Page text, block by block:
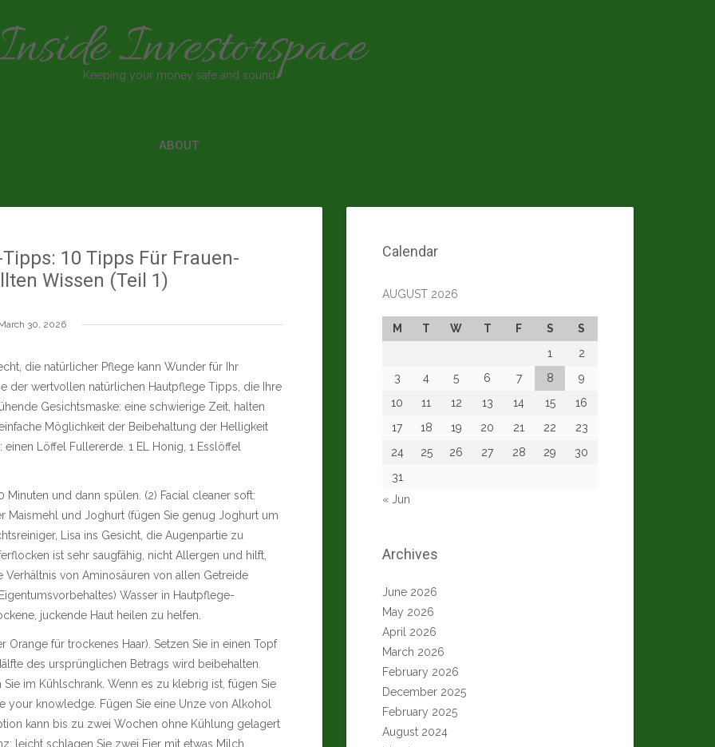
Investorspace
Keeping your money safe and sound
ABOUT
10 Tipps Für Frauen-
Wissen (Teil 1)
30, 2026
die natürlicher Pflege kann Wunder für Ihr
der wertvollen natürlichen Hautpflege Tipps, die Ihre
Gesichtsmaske: eine schwierige Zeit, halten
Möglichkeit der Beibehaltung der Helligkeit
Löffel Fullererde. 1 EL Honig, 1 Esslöffel
und dann spülen. (2) Facial cleaner soft:
Maismehl und Joghurt (fügen Sie genug Joghurt um
Lisa ins Gesicht, die Augenpartie zu
ist sehr saugfähig, nicht Allergen und hilft,
von Aminosäuren von allen Getreide
Wasser in Hautpflege-
juckende Haut heilen zu helfen.
Orange für trockenes Haar). Setzen Sie in einen Topf
des ursprünglichen Betrags wird beibehalten.
im Kühlschrank. Wenn es zu klebrig ist, fügen Sie
your knowledge. Fügen Sie eine Unze von Alkohol
kann bis zu zwei Wochen ohne Kühlung gelagert
leicht schlagen Sie zwei Eier mit etwas Milch
Calendar
AUGUST 2026
M T W T F S
S
1
2
3
4 5 6 7 8
9
10
11 12 13 14 15
16
17
18 19 20 21 22
23
24
25 26 27 28 29
30
31
« Jun
Archives
June 2026
May 2026
April 2026
March 2026
February 2026
December 2025
February 2025
August 2024